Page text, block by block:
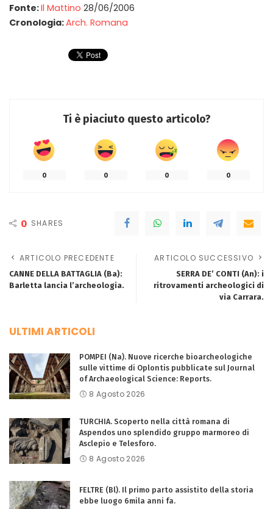
Fonte:Il Mattino 28/06/2006
Cronologia:Arch. Romana
Ti è piaciuto questo articolo?
0 0 0 0
0 SHARES
ARTICOLO PRECEDENTE
CANNE DELLA BATTAGLIA (Ba):
Barletta lancia l’archeologia.
ARTICOLO SUCCESSIVO
SERRA DE’ CONTI (An): i
ritrovamenti archeologici di
via Carrara.
ULTIMI ARTICOLI
POMPEI (Na). Nuove ricerche bioarcheologiche
sulle vittime di Oplontis pubblicate sul Journal
of Archaeological Science: Reports.
8 Agosto 2026
TURCHIA. Scoperto nella città romana di
Aspendos uno splendido gruppo marmoreo di
Asclepio e Telesforo.
8 Agosto 2026
FELTRE (Bl). Il primo parto assistito della storia
ebbe luogo 6mila anni fa.